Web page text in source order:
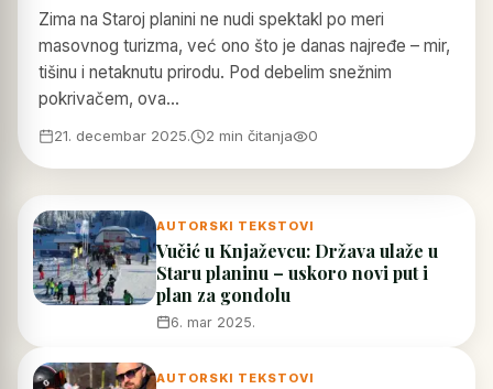
Zima na Staroj planini ne nudi spektakl po meri
masovnog turizma, već ono što je danas najređe – mir,
tišinu i netaknutu prirodu. Pod debelim snežnim
pokrivačem, ova…
21. decembar 2025. 2 min čitanja 0
AUTORSKI TEKSTOVI
Vučić u Knjaževcu: Država ulaže u
Staru planinu – uskoro novi put i
plan za gondolu
6. mar 2025.
AUTORSKI TEKSTOVI